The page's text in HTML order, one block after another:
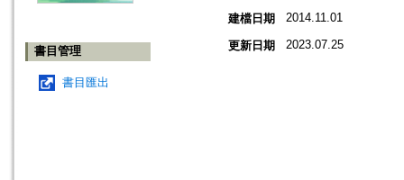
書目管理
書目匯出
建檔日期 2014.11.01
更新日期 2023.07.25